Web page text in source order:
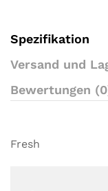
Spezifikation
Versand und
Bewertungen
Fresh